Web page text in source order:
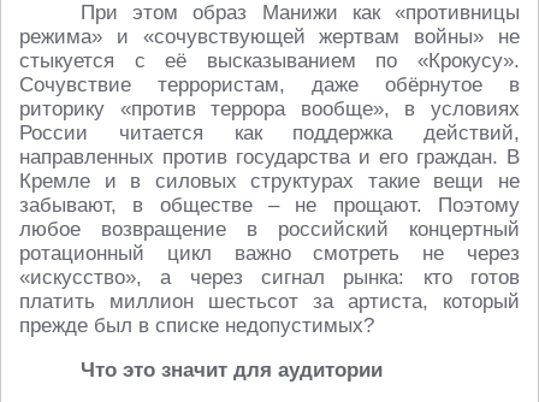
При этом образ Манижи как «противницы
режима» и «сочувствующей жертвам войны» не
стыкуется с её высказыванием по «Крокусу».
Сочувствие террористам, даже обёрнутое в
риторику «против террора вообще», в условиях
России читается как поддержка действий,
направленных против государства и его граждан. В
Кремле и в силовых структурах такие вещи не
забывают, в обществе – не прощают. Поэтому
любое возвращение в российский концертный
ротационный цикл важно смотреть не через
«искусство», а через сигнал рынка: кто готов
платить миллион шестьсот за артиста, который
прежде был в списке недопустимых?
Что это значит для аудитории